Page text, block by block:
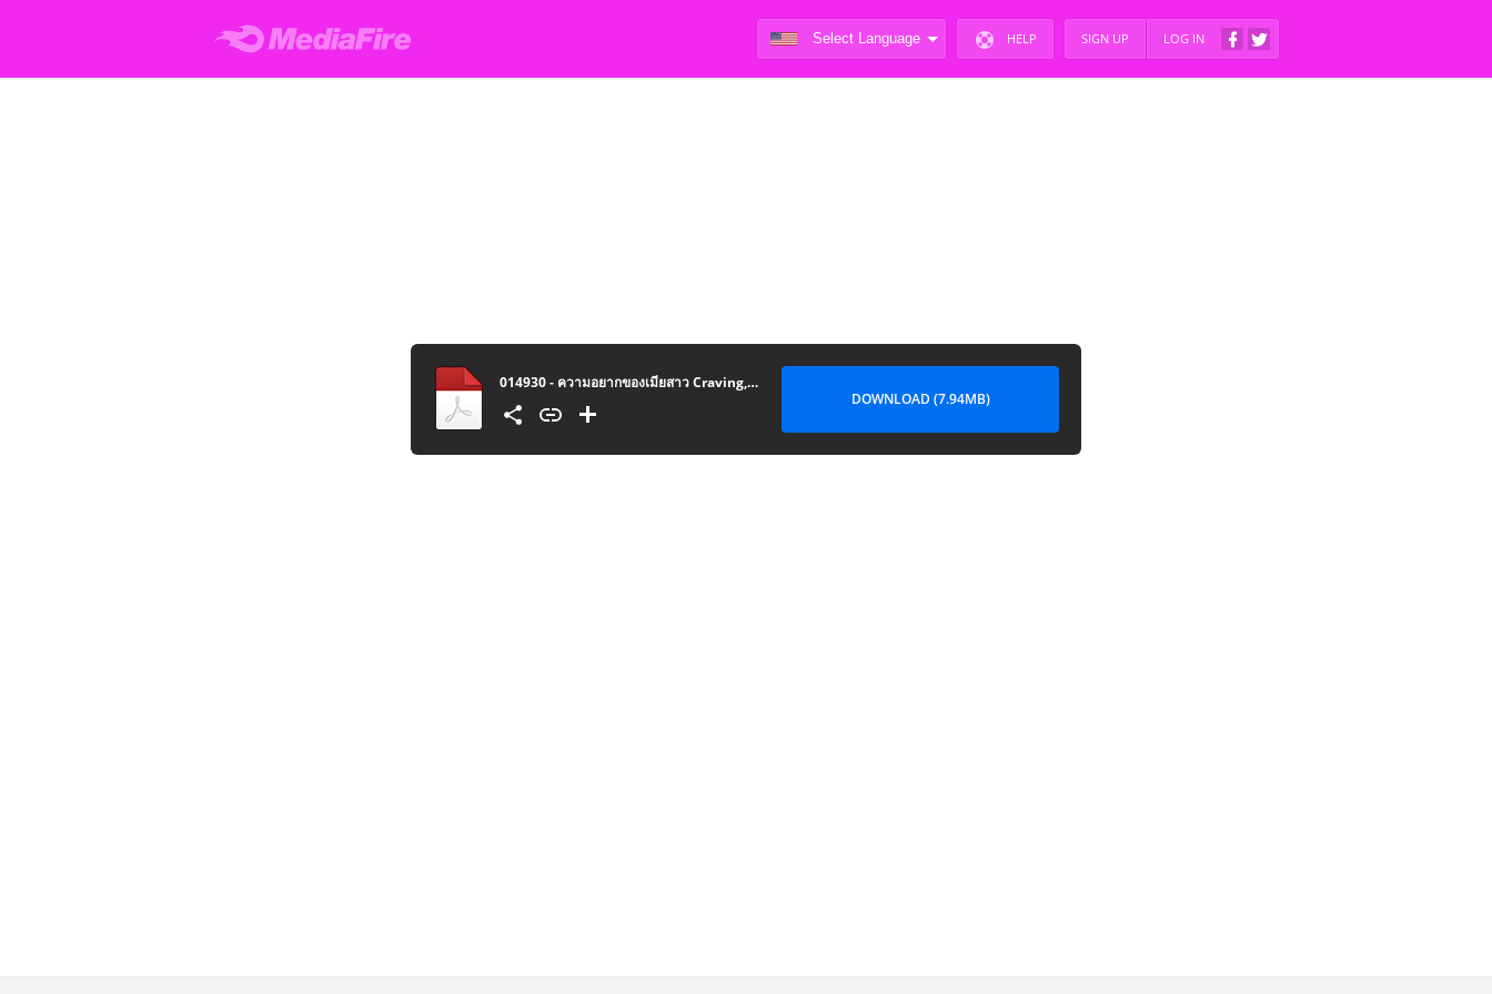
LOG IN
SIGN UP
HELP
014930 - ความอยากของเมียสาว Craving,Desire Wife 1
DOWNLOAD (7.94MB)